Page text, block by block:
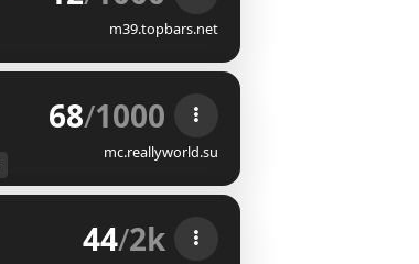
m39.topbars.net
68/1000
mc.reallyworld.su
44/2k